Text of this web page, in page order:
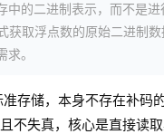
的二进制表示，而不是
取浮点数的原始二进制
。
存储，本身不存在补码
不失真，核心是直接读